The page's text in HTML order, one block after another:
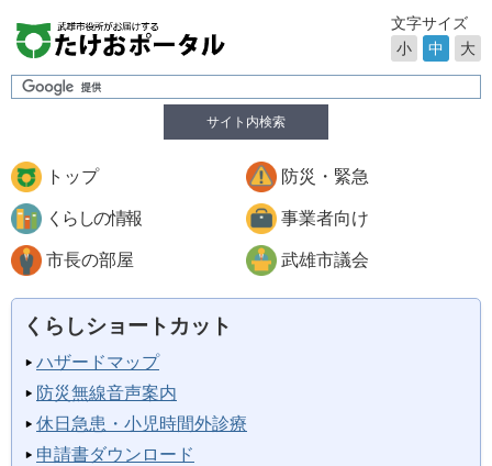
サイト内検索
文字サイズ
小
中 大
トップ 防災・緊急
くらしの情報 事業者向け
市長の部屋 武雄市議会
くらしショートカット
ハザードマップ
防災無線音声案内
休日急患・小児時間外診療
申請書ダウンロード